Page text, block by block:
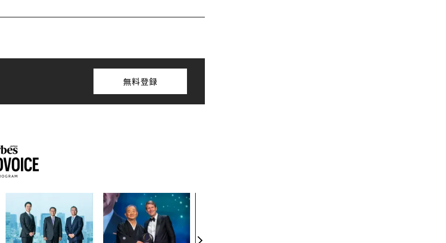
無料登録